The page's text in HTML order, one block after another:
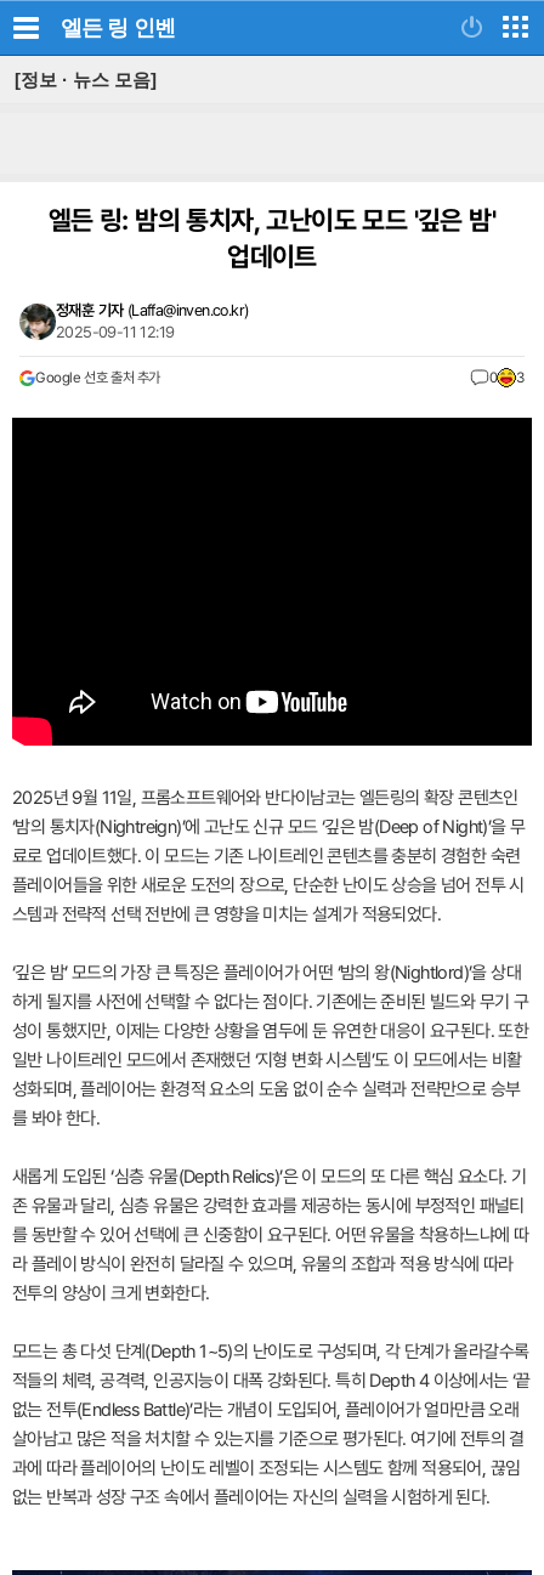
엘든 링 인벤
[정보 · 뉴스 모음]
엘든 링: 밤의 통치자, 고난이도 모드 '깊은 밤'
업데이트
정재훈 기자 (Laffa@inven.co.kr)
2025-09-11 12:19
Google 선호 출처 추가 0 3
2025년 9월 11일, 프롬소프트웨어와 반다이남코는 엘든링의 확장 콘텐츠인
‘밤의 통치자(Nightreign)’에 고난도 신규 모드 ‘깊은 밤(Deep of Night)’을 무
료로 업데이트했다. 이 모드는 기존 나이트레인 콘텐츠를 충분히 경험한 숙련
플레이어들을 위한 새로운 도전의 장으로, 단순한 난이도 상승을 넘어 전투 시
스템과 전략적 선택 전반에 큰 영향을 미치는 설계가 적용되었다.
‘깊은 밤’ 모드의 가장 큰 특징은 플레이어가 어떤 ‘밤의 왕(Nightlord)’을 상대
하게 될지를 사전에 선택할 수 없다는 점이다. 기존에는 준비된 빌드와 무기 구
성이 통했지만, 이제는 다양한 상황을 염두에 둔 유연한 대응이 요구된다. 또한
일반 나이트레인 모드에서 존재했던 ‘지형 변화 시스템’도 이 모드에서는 비활
성화되며, 플레이어는 환경적 요소의 도움 없이 순수 실력과 전략만으로 승부
를 봐야 한다.
새롭게 도입된 ‘심층 유물(Depth Relics)’은 이 모드의 또 다른 핵심 요소다. 기
존 유물과 달리, 심층 유물은 강력한 효과를 제공하는 동시에 부정적인 패널티
를 동반할 수 있어 선택에 큰 신중함이 요구된다. 어떤 유물을 착용하느냐에 따
라 플레이 방식이 완전히 달라질 수 있으며, 유물의 조합과 적용 방식에 따라
전투의 양상이 크게 변화한다.
모드는 총 다섯 단계(Depth 1~5)의 난이도로 구성되며, 각 단계가 올라갈수록
적들의 체력, 공격력, 인공지능이 대폭 강화된다. 특히 Depth 4 이상에서는 ‘끝
없는 전투(Endless Battle)’라는 개념이 도입되어, 플레이어가 얼마만큼 오래
살아남고 많은 적을 처치할 수 있는지를 기준으로 평가된다. 여기에 전투의 결
과에 따라 플레이어의 난이도 레벨이 조정되는 시스템도 함께 적용되어, 끊임
없는 반복과 성장 구조 속에서 플레이어는 자신의 실력을 시험하게 된다.